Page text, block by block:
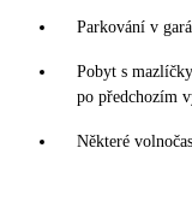
Parkování v
Pobyt s
po předchozím
Některé